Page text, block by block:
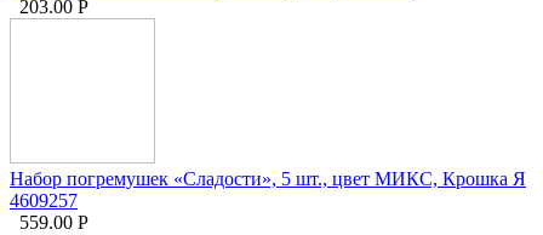
203.00 Р
Набор погремушек «Сладости», 5 шт., цвет МИКС, Крошка Я
4609257
559.00 Р